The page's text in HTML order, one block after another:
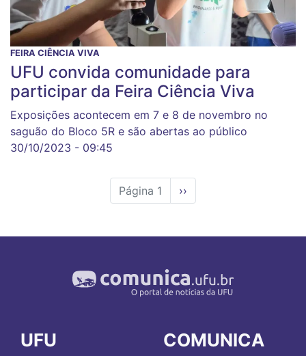
FEIRA CIÊNCIA VIVA
UFU convida comunidade para
participar da Feira Ciência Viva
Exposições acontecem em 7 e 8 de novembro no
saguão do Bloco 5R e são abertas ao público
30/10/2023 - 09:45
Página 1
Próxima
página
››
UFU COMUNICA